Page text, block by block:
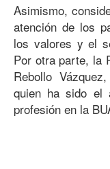
Asimismo,
atención de los
los valores y el
Por otra parte, la
Rebollo
quien ha sido el
profesión en la